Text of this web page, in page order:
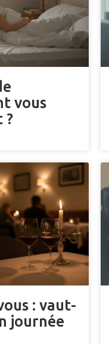
vous
?
: vaut-
journée